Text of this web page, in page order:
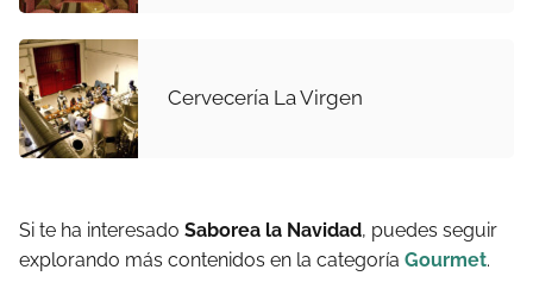
Cervecería La Virgen
Si te ha interesado Saborea la Navidad, puedes seguir
explorando más contenidos en la categoría Gourmet.